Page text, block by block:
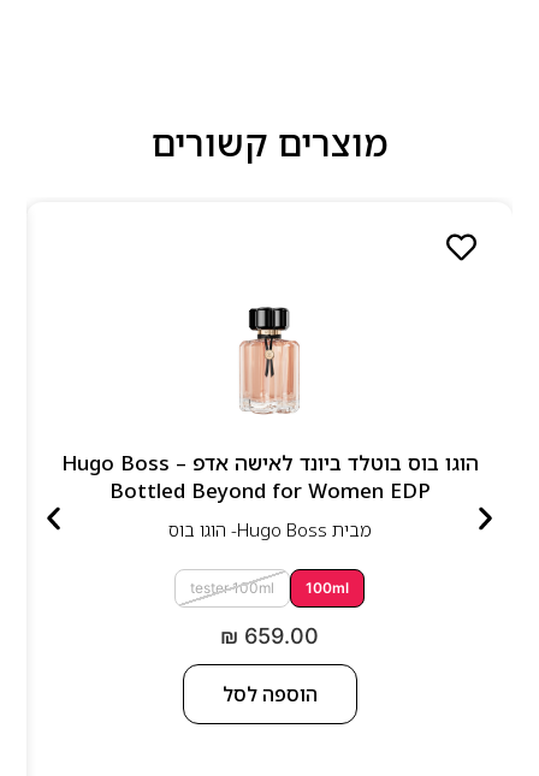
מוצרים קשורים
הוגו בוס בוטלד ביונד לאישה אדפ – Hugo Boss
Bottled Beyond for Women EDP
מבית Hugo Boss- הוגו בוס
100ml
tester 100ml
₪ 659.00
הוספה לסל